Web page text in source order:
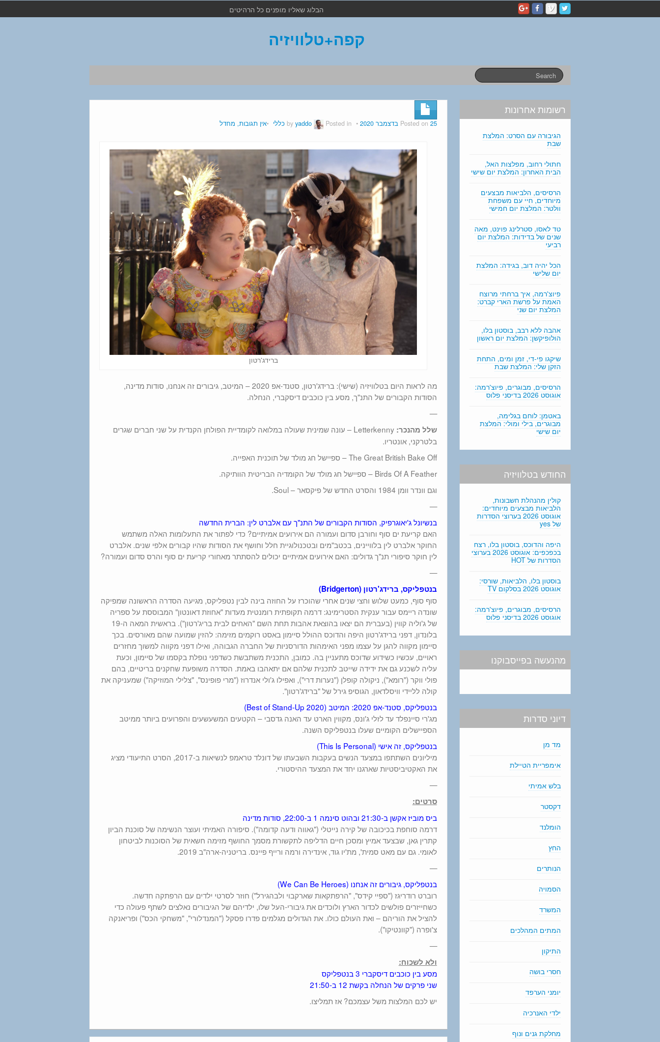
e
הבלוג שאליו מופנים כל הרהיטים
קפה+טלוויזיה
Posted on 25 בדצמבר 2020 yaddo Posted in כללי אין תגובות, מחדל
ברידג'רטון
מה לראות היום בטלוויזיה (שישי): ברידג'רטון, סטנד-אפ 2020 – המיטב, גיבורים זה אנחנו, סודות מדינה,
הסודות הקבורים של התנ"ך, מסע בין כוכבים דיסקברי, הנחלה.
—
שלל מהנכר:
Letterkenny – עונה שמינית שעולה במלואה לקומדיית הפולחן הקנדית על שני חברים שגרים
בלטרקני, אונטריו.
The Great British Bake Off – ספיישל חג מולד של תוכנית האפייה.
Birds Of A Feather – ספיישל חג מולד של הקומדיה הבריטית הוותיקה.
וגם וונדר וומן 1984 והסרט החדש של פיקסאר – Soul.
—
בנשיונל ג'יאוגרפיק, הסודות הקבורים של התנ"ך עם אלברט לין: הברית החדשה
האם קריעת ים סוף וחורבן סדום ועמורה הם אירועים אמיתיים? כדי לפתור את התעלומות האלה משתמש
החוקר אלברט לין בלוויינים, בכטב"מים ובטכנולוגיית חלל וחושף את הסודות שהיו קבורים אלפי שנים. אלברט
לין חוקר סיפורי תנ"ך גדולים: האם אירועים אמיתיים יכולים להסתתר מאחורי קריעת ים סוף והרס סדום ועמורה?
—
בנטפליקס, ברידג'רטון (Bridgerton)
סוף סוף, כמעט שלוש וחצי שנים אחרי שהוכרז על החוזה בינה לבין נטפליקס, מגיעה הסדרה הראשונה שמפיקה
שונדה ריימס עבור ענקית הסטרימינג: דרמה תקופתית רומנטית מעדות "אחוזת דאונטון" המבוססת על ספריה
של ג'וליה קווין (בעברית הם יצאו בהוצאת אהבות תחת השם "האחים לבית בריג'רטון"). בראשית המאה ה-19
בלונדון, דפני ברידג'רטון היפה והדוכס ההולל סיימון באסט רוקמים מזימה: להזין שמועה שהם מאורסים. בכך
סיימון מקווה להגן על עצמו מפני האימהות הדורסניות של החברה הגבוהה, ואילו דפני מקווה למשוך מחזרים
ראויים, עכשיו כשידוע שדוכס מתעניין בה. כמובן, התכנית משתבשת כשדפני נופלת בקסמו של סיימון, וכעת
עליה לשכנע גם את ידידה שייטב לתכנית שלהם אם יתאהבו באמת. הסדרה משופעת שחקנים בריטיים, בהם
פולי ווקר ("רומא"), ניקולה קופלן ("נערות דרי"), ואפילו ג'ולי אנדרוז ("מרי פופינס", "צלילי המוזיקה") שמעניקה את
קולה לליידי וויסלדאון, הגוסיפ גירל של "ברידג'רטון".
בנטפליקס, סטנד-אפ 2020: המיטב (Best of Stand-Up 2020)
מג'רי סיינפלד עד לזלי ג'ונס, מקווין הארט עד האנה גדסבי – הקטעים המשעשעים והפרועים ביותר ממיטב
הספיישלים הקומיים שעלו בנטפליקס השנה.
בנטפליקס, זה אישי (This Is Personal)
מיליונים השתתפו במצעד הנשים בעקבות השבעתו של דונלד טראמפ לנשיאות ב-2017, הסרט התיעודי מציג
את האקטיביסטיות שארגנו יחד את המצעד ההיסטורי.
—
סרטים:
ביס מוביז אקשן ב-21:30 ובהוט סינמה 1 ב-22:00, סודות מדינה
דרמה סוחפת בכיכובה של קירה נייטלי ("גאווה ודעה קדומה"). סיפורה האמיתי ועוצר הנשימה של סוכנת הביון
קתרין גאן, שבצעד אמיץ ומסכן חיים הדליפה לתקשורת מסמך החושף מזימה חשאית של הסוכנות לביטחון
לאומי. גם עם מאט סמית', מת'יו גוד, אינדירה ורמה ורייף פיינס. בריטניה-ארה"ב 2019.
—
בנטפליקס, גיבורים זה אנחנו (We Can Be Heroes)
רוברט רודריגז ("ספיי קידס", "הרפתקאות שארקבוי ולבהגירל") חוזר לסרטי ילדים עם הרפתקה חדשה.
כשחייזרים פולשים לכדור הארץ ולוכדים את גיבורי-העל שלו, ילדיהם של הגיבורים נאלצים לשתף פעולה כדי
להציל את הוריהם – ואת העולם כולו. את הגדולים מגלמים פדרו פסקל ("המנדלורי", "משחקי הכס") ופריאנקה
צ'ופרה ("קוונטיקו").
—
ולא לשכוח:
מסע בין כוכבים דיסקברי 3 בנטפליקס
שני פרקים של הנחלה בקשת 12 ב-21:50
יש לכם המלצות משל עצמכם? אז תמליצו.
רשומות אחרונות
הגיבורה עם הסרט: המלצת
שבת
חתולי רחוב, מפלצות האל,
הבית האחרון: המלצת יום שישי
הרסיסים, הלביאות מבצעים
מיוחדים, חיי עם משפחת
וולטר: המלצת יום חמישי
טד לאסו, סטרלינג פוינט, מאה
שנים של בדידות: המלצת יום
רביעי
הכל יהיה דוב, בגידה: המלצת
יום שלישי
פיוצ'רמה, איך ברחתי מרוצח
האמת על פרשת הארי קברט:
המלצת יום שני
אהבה ללא רבב, בוסטון בלו,
הולופיקשן: המלצת יום ראשון
שיקגו פי-די, זמן ומים, התחת
הזקן שלי: המלצת שבת
הרסיסים, מבוגרים, פיוצ'רמה:
אוגוסט 2026 בדיסני פלוס
באטמן: לוחם בגלימה,
מבוגרים, בילי ומולי: המלצת
יום שישי
החודש בטלוויזיה
קולין מהנהלת חשבונות,
הלביאות מבצעים מיוחדים:
אוגוסט 2026 בערוצי הסדרות
של yes
היפה והדוכס, בוסטון בלו, רצח
בכפכפים: אוגוסט 2026 בערוצי
הסדרות של HOT
בוסטון בלו, הלביאות, שורסי:
אוגוסט 2026 בסלקום TV
הרסיסים, מבוגרים, פיוצ'רמה:
אוגוסט 2026 בדיסני פלוס
מהנעשה בפייסבוקנו
דיוני סדרות
מד מן
אימפריית הטיילת
בלש אמיתי
דקסטר
הומלנד
החץ
הנותרים
הסמויה
המשרד
המתים המהלכים
התיקון
חסרי בושה
יומני הערפד
ילדי האנרכיה
מחלקת גנים ונוף